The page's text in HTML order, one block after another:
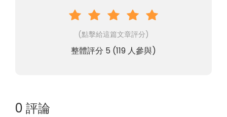
(點擊給這篇文章評分)
整體評分 5 (119 人參與)
0 評論